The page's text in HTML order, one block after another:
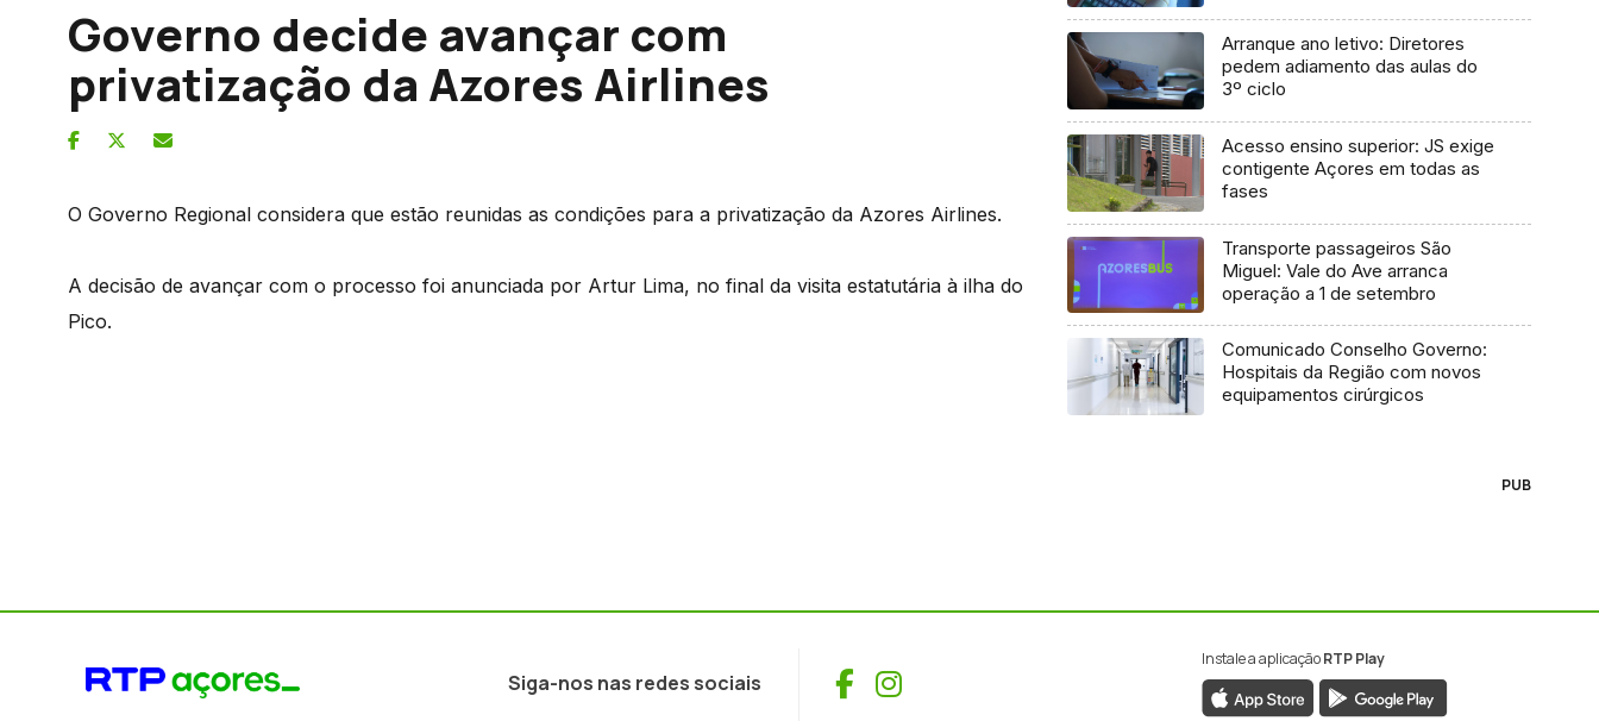
Governo decide avançar com
privatização da Azores Airlines
O Governo Regional considera que estão reunidas as condições para a privatização da Azores Airlines.
A decisão de avançar com o processo foi anunciada por Artur Lima, no final da visita estatutária à ilha do
Pico.
Arranque ano letivo: Diretores
pedem adiamento das aulas do
3º ciclo
Acesso ensino superior: JS exige
contigente Açores em todas as
fases
Transporte passageiros São
Miguel: Vale do Ave arranca
operação a 1 de setembro
Comunicado Conselho Governo:
Hospitais da Região com novos
equipamentos cirúrgicos
PUB
Siga-nos nas redes sociais Facebook
Instagram
Instale a aplicaçãoRTP Play